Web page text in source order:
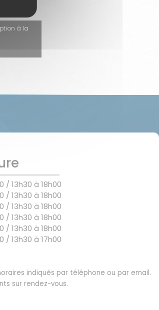
à la
/ 13h30 à 18h00
/ 13h30 à 18h00
/ 13h30 à 18h00
/ 13h30 à 18h00
/ 13h30 à 18h00
/ 13h30 à 17h00
indiqués par téléphone ou par email.
sur rendez-vous.